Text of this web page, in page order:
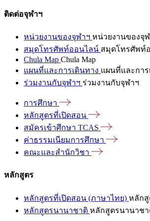
ติดต่อจุฬาฯ
หน่วยงานของจุฬาฯ หน่วยงานของจุ
สมุดโทรศัพท์ออนไลน์ สมุดโทรศัพท์
Chula Map Chula Map
แผนที่และการเดินทาง แผนที่และการ
ร่วมงานกับจุฬาฯ ร่วมงานกับจุฬาฯ
การศึกษา
หลักสูตรที่เปิดสอน
สมัครเข้าศึกษา TCAS
ค่าธรรมเนียมการศึกษา
คณะและสำนักวิชา
หลักสูตร
หลักสูตรที่เปิดสอน (ภาษาไทย) หลักสู
หลักสูตรนานาชาติ หลักสูตรนานาช